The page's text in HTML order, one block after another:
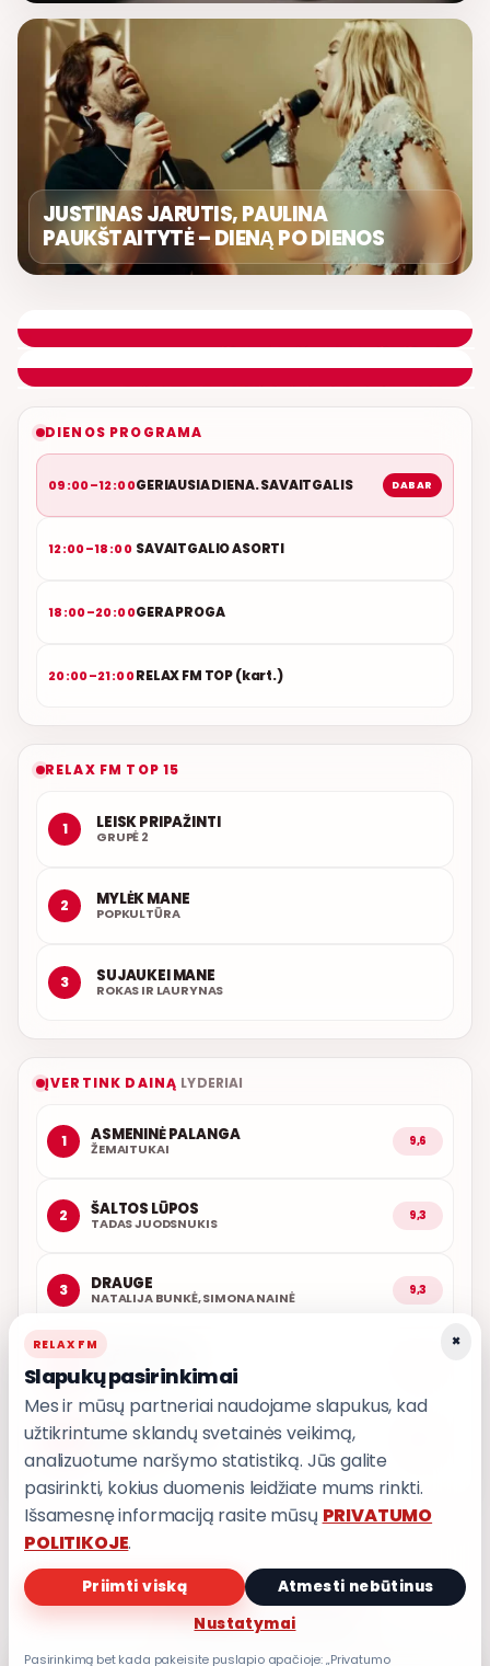
JUSTINAS JARUTIS, PAULINA
PAUKŠTAITYTĖ – DIENĄ PO DIENOS
DIENOS PROGRAMA
09:00–12:00GERIAUSIA DIENA. SAVAITGALIS DABAR
12:00–18:00 SAVAITGALIO ASORTI
18:00–20:00GERA PROGA
20:00–21:00RELAX FM TOP (kart.)
RELAX FM TOP 15
1 LEISK PRIPAŽINTI
GRUPĖ 2
2 MYLĖK MANE
POPKULTŪRA
3 SUJAUKEI MANE
ROKAS IR LAURYNAS
ĮVERTINK DAINĄ LYDERIAI
1 ASMENINĖ PALANGA
ŽEMAITUKAI 9,6
2 ŠALTOS LŪPOS
TADAS JUODSNUKIS 9,3
3 DRAUGE
NATALIJA BUNKĖ, SIMONA NAINĖ 9,3
POPKULTŪRA
5 AŠ ATVAŽIUOJU
PRIVATUMO POLITIKA
Privatumo nustatymai
×
RELAX FM
Slapukų pasirinkimai
Mes ir mūsų partneriai naudojame slapukus, kad
užtikrintume sklandų svetainės veikimą,
analizuotume naršymo statistiką. Jūs galite
pasirinkti, kokius duomenis leidžiate mums rinkti.
Išsamesnę informaciją rasite mūsų PRIVATUMO
POLITIKOJE.
Priimti viską
Atmesti nebūtinus
Nustatymai
Pasirinkimą bet kada pakeisite puslapio apačioje: „Privatumo